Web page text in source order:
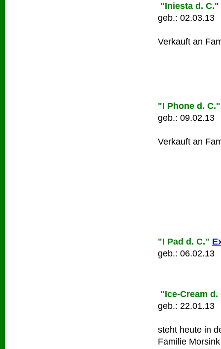
"Iniesta d. C."
geb.: 02.03.13
Verkauft an
"I Phone d. C."
geb.: 09.02.13
Verkauft an
"I Pad d. C."
geb.: 06.02.13
"Ice-Cream d.
geb.: 22.01.13
steht heute in
Familie